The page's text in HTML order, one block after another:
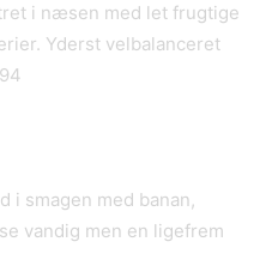
i næsen med let frugtige
Yderst velbalanceret
i smagen med banan,
vandig men en ligefrem